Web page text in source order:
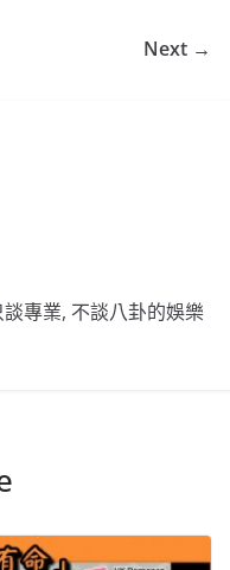
Next →
專業, 不談八卦的娛樂